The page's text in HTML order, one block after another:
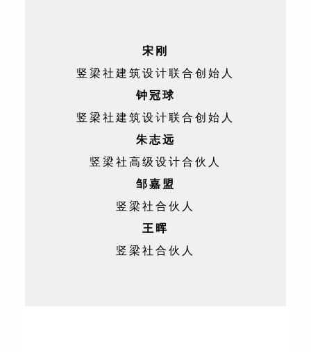
宋刚
竖梁社建筑设计联合创始人
钟冠球
竖梁社建筑设计联合创始人
朱志远
竖梁社高级设计合伙人
邹嘉盟
竖梁社合伙人
王晖
竖梁社合伙人